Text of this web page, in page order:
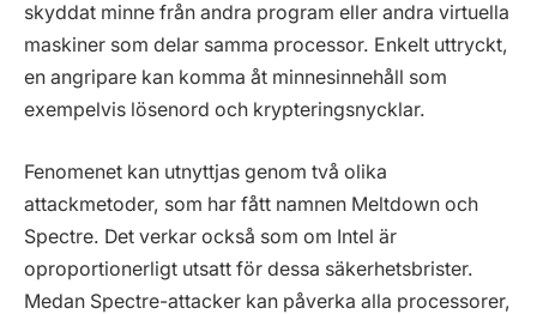
skyddat minne från andra program eller andra virtuella
maskiner som delar samma processor. Enkelt uttryckt,
en angripare kan komma åt minnesinnehåll som
exempelvis lösenord och krypteringsnycklar.
Fenomenet kan utnyttjas genom två olika
attackmetoder, som har fått namnen Meltdown och
Spectre. Det verkar också som om Intel är
oproportionerligt utsatt för dessa säkerhetsbrister.
Medan Spectre-attacker kan påverka alla processorer,